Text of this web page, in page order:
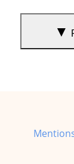
Type 2 or